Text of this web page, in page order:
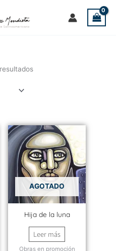
AGOTADO
Hija de la luna
Leer más
Obras en promoción